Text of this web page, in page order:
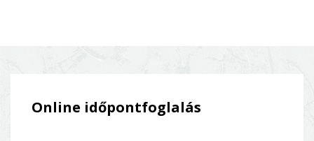
Online időpontfoglalás